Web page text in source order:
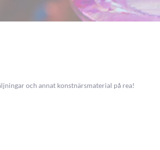
och annat konstnärsmaterial på rea!